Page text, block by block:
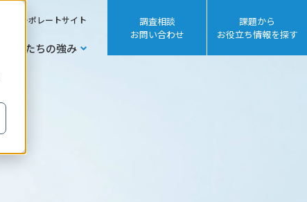
コーポレートサイト
私たちの強み
調査相談
お問い合わせ
課題から
お役立ち情報を探す